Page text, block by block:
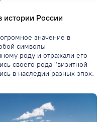
истории России
значение в
символы
роду и отражали его
своего рода "визитной
в наследии разных эпох.